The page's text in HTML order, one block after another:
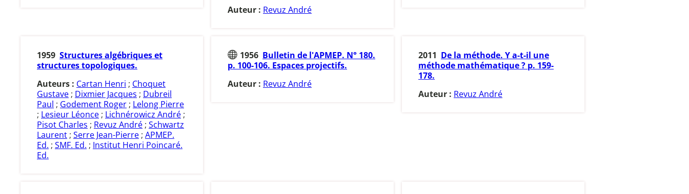
Auteur : Revuz André
1959 Structures algébriques et
structures topologiques.
Auteurs : Cartan Henri ; Choquet
Gustave ; Dixmier Jacques ; Dubreil
Paul ; Godement Roger ; Lelong Pierre
; Lesieur Léonce ; Lichnérowicz André ;
Pisot Charles ; Revuz André ; Schwartz
Laurent ; Serre Jean-Pierre ; APMEP.
Ed. ; SMF. Ed. ; Institut Henri Poincaré.
Ed.
1956 Bulletin de l'APMEP. N° 180.
p. 100-106. Espaces projectifs.
Auteur : Revuz André
2011 De la méthode. Y a-t-il une
méthode mathématique ? p. 159-
178.
Auteur : Revuz André